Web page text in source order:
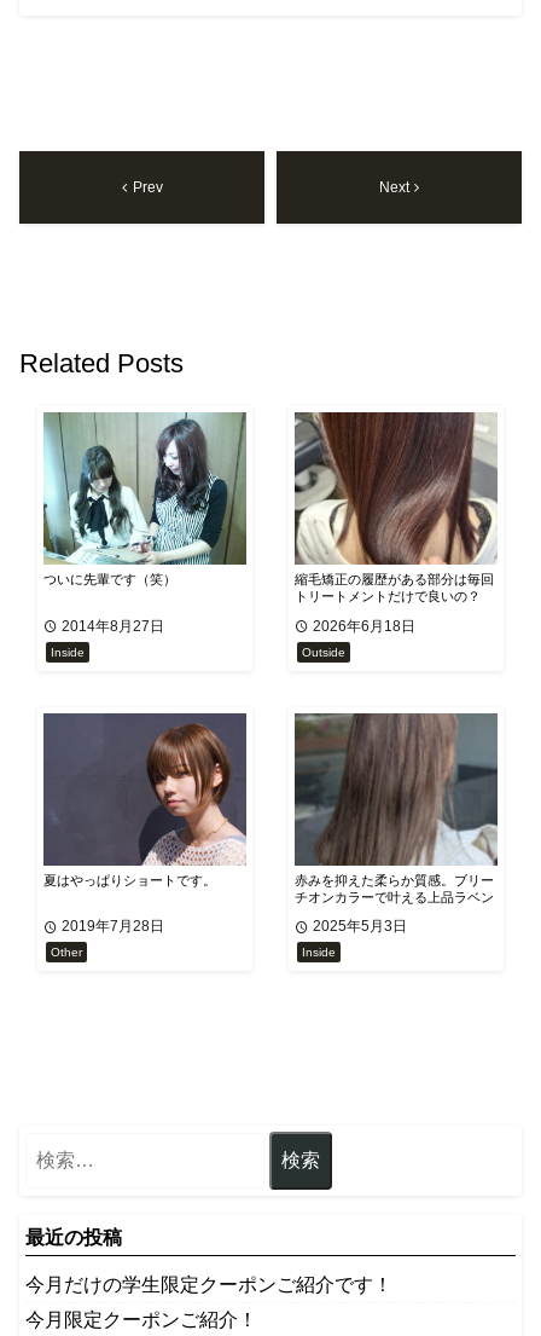
Prev Next
Related Posts
ついに先輩です（笑）
2014年8月27日
Inside
縮毛矯正の履歴がある部分は毎回
トリートメントだけで良いの？
2026年6月18日
Outside
夏はやっぱりショートです。
2019年7月28日
Other
赤みを抑えた柔らか質感。ブリー
チオンカラーで叶える上品ラベン
2025年5月3日
Inside
最近の投稿
今月だけの学生限定クーポンご紹介です！
今月限定クーポンご紹介！